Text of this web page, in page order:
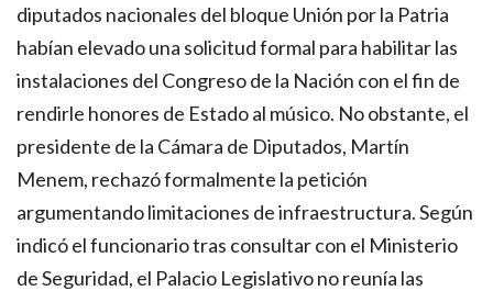
diputados nacionales del bloque Unión por la Patria
habían elevado una solicitud formal para habilitar las
instalaciones del Congreso de la Nación con el fin de
rendirle honores de Estado al músico. No obstante, el
presidente de la Cámara de Diputados, Martín
Menem, rechazó formalmente la petición
argumentando limitaciones de infraestructura. Según
indicó el funcionario tras consultar con el Ministerio
de Seguridad, el Palacio Legislativo no reunía las